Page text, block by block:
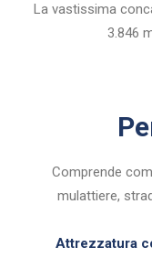
La vastissima
3.846
Comprende
mulattiere,
Attrezzatura